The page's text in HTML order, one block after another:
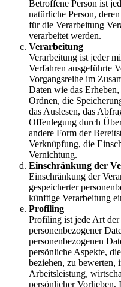
Betroffene Person ist
natürliche Person,
für die Verarbeitung
verarbeitet werden.
Verarbeitung
Verarbeitung ist jeder
Verfahren ausgeführte
Vorgangsreihe im
Daten wie das
Ordnen, die
das Auslesen, das
Offenlegung durch
andere Form der
Verknüpfung, die
Vernichtung.
Einschränkung der
Einschränkung der
gespeicherter
künftige Verarbeitung
Profiling
Profiling ist jede Art der
personenbezogener
personenbezogenen
persönliche Aspekte,
beziehen, zu bewerten,
Arbeitsleistung,
persönlicher Vorlieben,